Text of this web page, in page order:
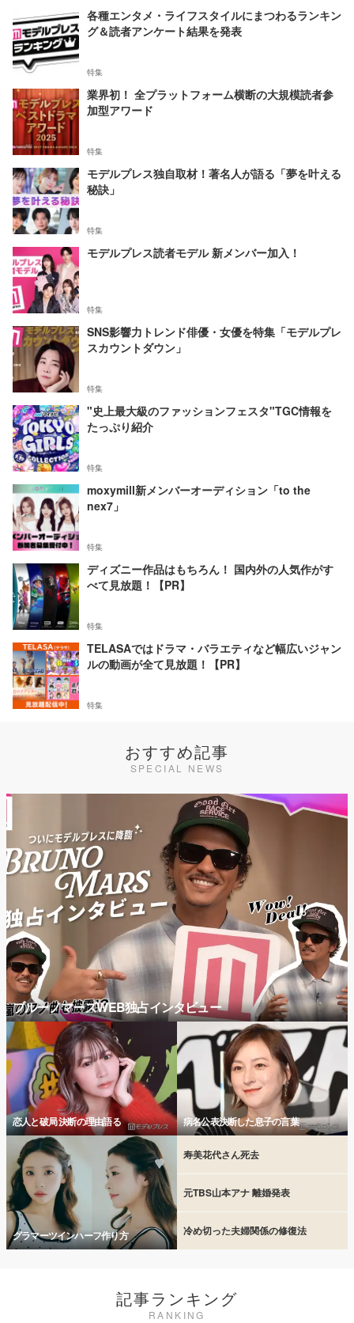
各種エンタメ・ライフスタイルにまつわるランキン
グ＆読者アンケート結果を発表
特集
業界初！ 全プラットフォーム横断の大規模読者参
加型アワード
特集
モデルプレス独自取材！著名人が語る「夢を叶える
秘訣」
特集
モデルプレス読者モデル 新メンバー加入！
特集
SNS影響力トレンド俳優・女優を特集「モデルプレ
スカウントダウン」
特集
"史上最大級のファッションフェスタ"TGC情報を
たっぷり紹介
特集
moxymill新メンバーオーディション「to the
nex7」
特集
ディズニー作品はもちろん！ 国内外の人気作がす
べて見放題！【PR】
特集
TELASAではドラマ・バラエティなど幅広いジャン
ルの動画が全て見放題！【PR】
特集
おすすめ記事
SPECIAL NEWS
ブルーノマーズWEB独占インタビュー
恋人と破局 決断の理由語る 病名公表決断した息子の言葉
グラマーツインハーフ作り方
寿美花代さん死去
元TBS山本アナ 離婚発表
冷め切った夫婦関係の修復法
記事ランキング
RANKING